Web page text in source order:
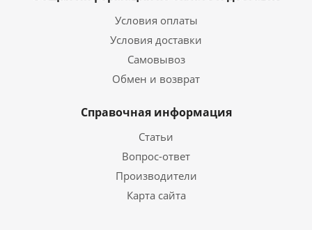
Условия оплаты
Условия доставки
Самовывоз
Обмен и возврат
Справочная информация
Статьи
Вопрос-ответ
Производители
Карта сайта